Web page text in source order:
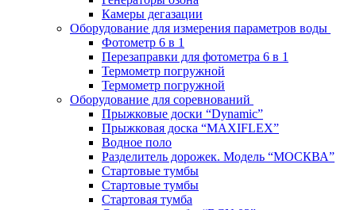
Камеры дегазации
Оборудование для измерения параметров воды
Фотометр 6 в 1
Перезаправки для фотометра 6 в 1
Термометр погружной
Термометр погружной
Оборудование для соревнований
Прыжковые доски “Dynamic”
Прыжковая доска “MAXIFLEX”
Водное поло
Разделитель дорожек. Модель “МОСКВА”
Стартовые тумбы
Стартовые тумбы
Стартовая тумба